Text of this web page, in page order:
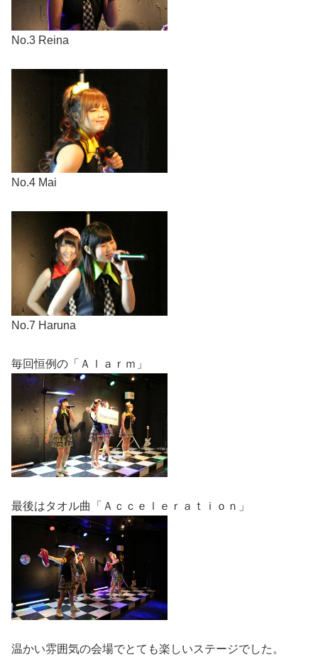
No.3 Reina
No.4 Mai
No.7 Haruna
毎回恒例の「Ａｌａｒｍ」
最後はタオル曲「Ａｃｃｅｌｅｒａｔｉｏｎ」
温かい雰囲気の会場でとても楽しいステージでした。